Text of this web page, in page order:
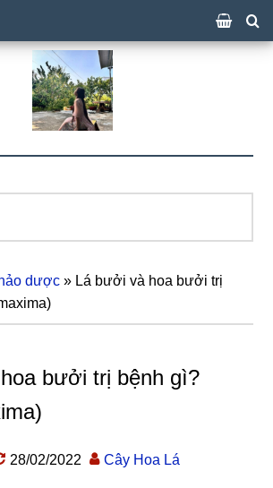
dược » Lá bưởi và hoa bưởi trị
bưởi trị bệnh gì?
28/02/2022 Cây Hoa Lá